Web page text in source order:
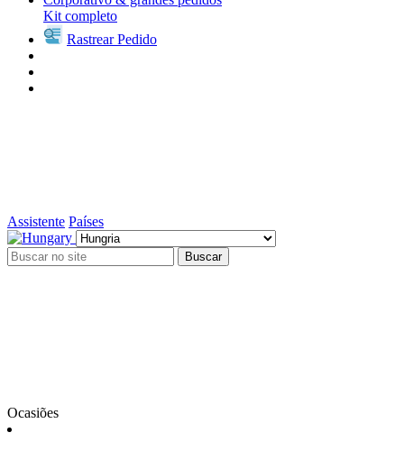
Kit completo
Rastrear Pedido
Assistente Países
Buscar
Ocasiões